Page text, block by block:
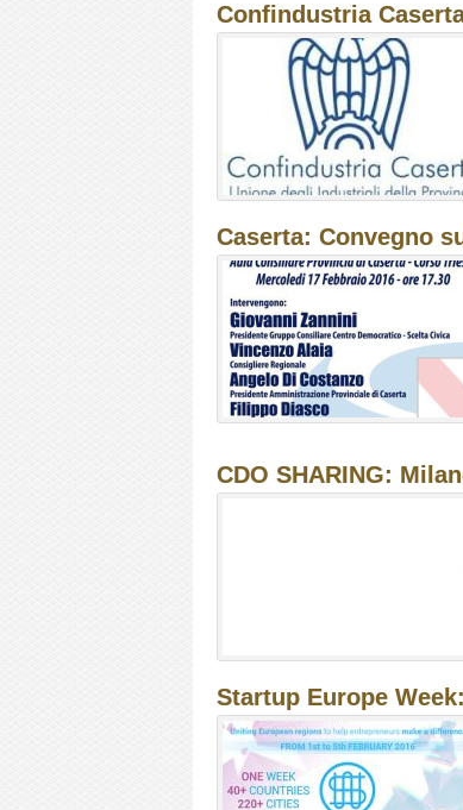
Confindustria
Caserta: Convegno
CDO SHARING:
Startup Europe